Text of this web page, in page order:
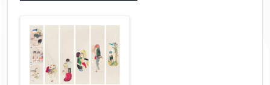
作品の作家名 【任意】
作品の画題